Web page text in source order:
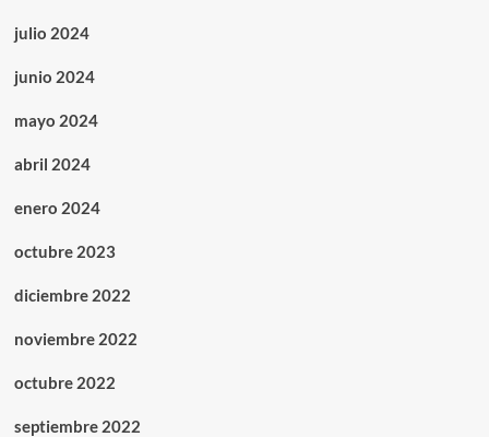
julio 2024
junio 2024
mayo 2024
abril 2024
enero 2024
octubre 2023
diciembre 2022
noviembre 2022
octubre 2022
septiembre 2022